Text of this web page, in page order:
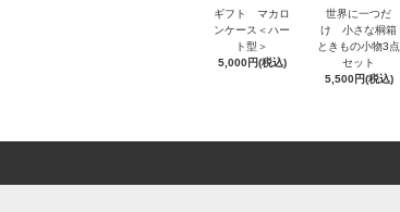
ギフト マカロ
ンケース＜ハー
ト型＞
5,000円(税込)
世界に一つだ
け 小さな桐箱
ときもの小物3点
セット
5,500円(税込)